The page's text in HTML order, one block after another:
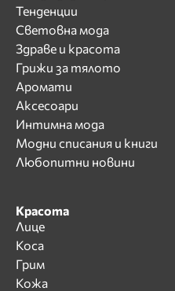
Тенденции
Световна мода
Здраве и красота
Грижи за тялото
Аромати
Аксесоари
Интимна мода
Модни списания и книги
Любопитни новини
Красота
Лице
Коса
Грим
Кожа